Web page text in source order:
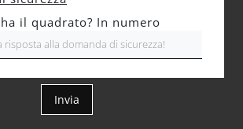
il quadrato? In numero
Invia